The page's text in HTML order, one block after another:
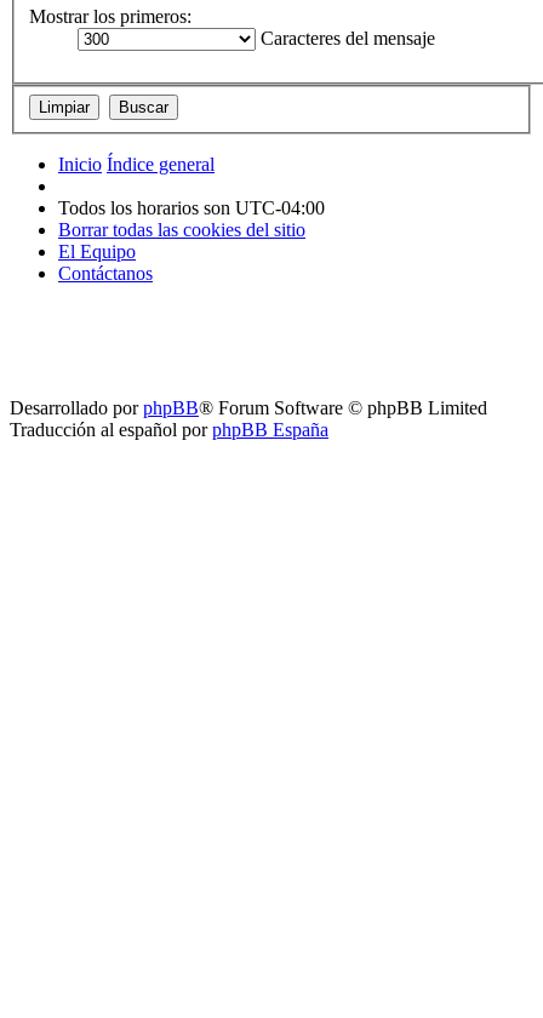
Mostrar los primeros:
Caracteres del mensaje
Inicio Índice general
Todos los horarios son UTC-04:00
Borrar todas las cookies del sitio
El Equipo
Contáctanos
Desarrollado porphpBB® Forum Software © phpBB Limited
Traducción al español porphpBB España